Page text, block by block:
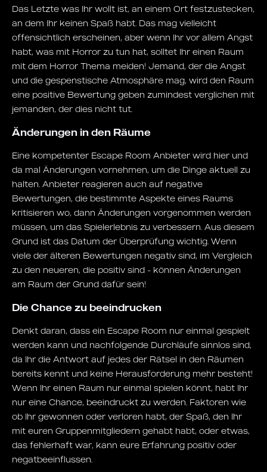
Das Letzte was Ihr wollt ist, an einem Ort festzustecken,
an dem Ihr keinen Spaß habt. Das mag vielleicht
offensichtlich erscheinen, aber wenn Ihr vor allem Angst
habt, was mit Horror zu tun hat, solltet Ihr einen Raum
mit dem Horror Thema meiden! Jemand, der die Angst
und die gespenstische Atmosphäre mag, wird den Raum
eine positive Bewertung geben zumindest verglichen mit
jemanden, der dies nicht tut.
Änderungen in den Räume
Eine kompetenter Escape Room Anbieter wird hier und
da mal Änderungen vornehmen, um die Dinge aktuell zu
halten. Anbieter reagieren auch auf negative
Bewertungen, die bestimmte Aspekte eines Raums
kritisieren wo, dann Änderungen vorgenommen werden
müssen, um das Spielerlebnis zu verbessern. Aus diesem
Grund ist das Datum der Überprüfung wichtig. Wenn
viele der älteren Bewertungen negativ sind, im Vergleich
zu den neueren, die positiv sind - können Änderungen
am Raum der Grund dafür sein!
Die Chance zu beeindrucken
Denkt daran, dass ein Escape Room nur einmal gespielt
werden kann und nachfolgende Durchläufe sinnlos sind,
da Ihr die Antwort auf jedes der Rätsel in den Räumen
bereits kennt und keine Herausforderung mehr besteht!
Wenn Ihr einen Raum nur einmal spielen könnt, habt Ihr
nur eine Chance, beeindruckt zu werden. Faktoren wie
ob Ihr gewonnen oder verloren habt, der Spaß, den Ihr
mit euren Gruppenmitgliedern gehabt habt, oder etwas,
das fehlerhaft war, kann eure Erfahrung positiv oder
negatbeeinflussen.